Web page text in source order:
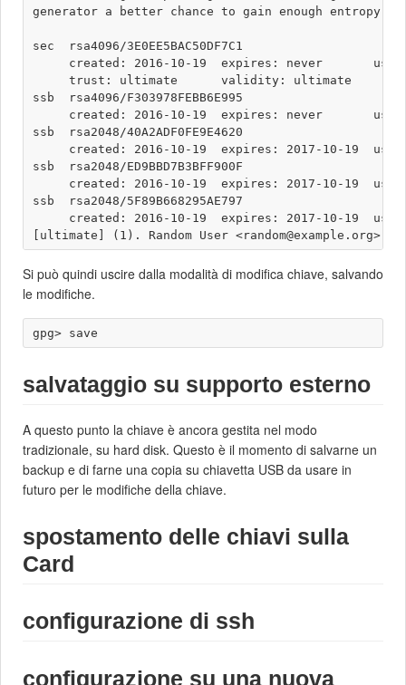
generator a better chance to gain enough entropy.
sec  rsa4096/3E0EE5BAC50DF7C1
created: 2016-10-19  expires: never
     trust: ultimate      validity: ultimate
ssb  rsa4096/F303978FEBB6E995
created: 2016-10-19  expires: never
ssb  rsa2048/40A2ADF0FE9E4620
created: 2016-10-19  expires: 2017-10-19
ssb  rsa2048/ED9BBD7B3BFF900F
created: 2016-10-19  expires: 2017-10-19
ssb  rsa2048/5F89B668295AE797
created: 2016-10-19  expires: 2017-10-19
Si può quindi uscire dalla modalità di modifica chiave, salvando
le modifiche.
salvataggio su supporto esterno
A questo punto la chiave è ancora gestita nel modo
tradizionale, su hard disk. Questo è il momento di salvarne un
backup e di farne una copia su chiavetta USB da usare in
futuro per le modifiche della chiave.
spostamento delle chiavi sulla
Card
configurazione di ssh
configurazione su una nuova